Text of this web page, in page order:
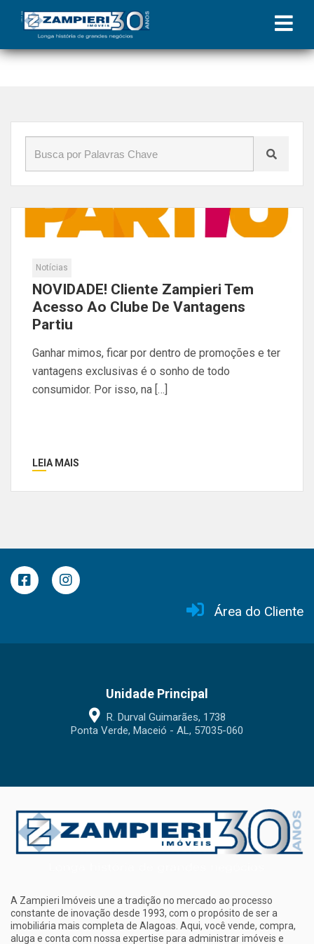
Início»Blog»Partiu
Notícias
NOVIDADE! Cliente Zampieri Tem
Acesso Ao Clube De Vantagens
Partiu
Ganhar mimos, ficar por dentro de promoções e ter
vantagens exclusivas é o sonho de todo
consumidor. Por isso, na […]
LEIA MAIS
Área do Cliente
Unidade Principal
R. Durval Guimarães, 1738
Ponta Verde, Maceió - AL, 57035-060
A Zampieri Imóveis une a tradição no mercado ao processo
constante de inovação desde 1993, com o propósito de ser a
imobiliária mais completa de Alagoas. Aqui, você vende, compra,
aluga e conta com nossa expertise para administrar imóveis e